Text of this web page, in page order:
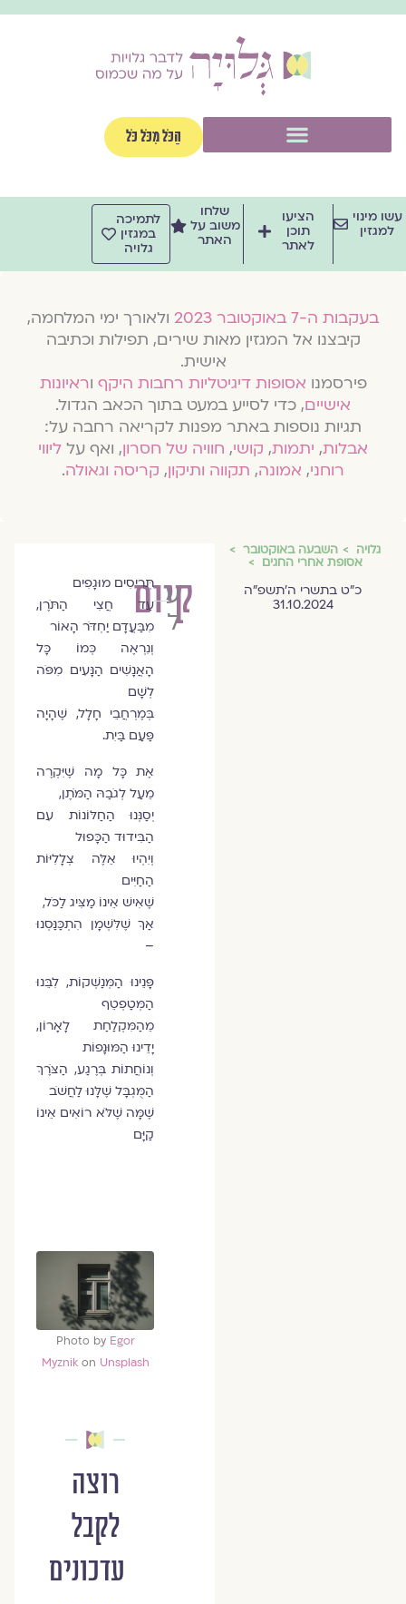
הַכֹּל מִכֹּל כֹּל
מינוי
למגזין
הציעו
תוכן
לאתר
שלחו
משוב על
האתר
לתמיכה
במגזין
גלויה
בעקבות ה-7 באוקטובר 2023
ולאורך ימי המלחמה,
קיבצנו אל המגזין מאות שירים, תפילות וכתיבה
אישית.
פירסמנואסופות דיגיטליות רחבות היקףוראיונות
אישיים, כדי לסייע במעט בתוך הכאב הגדול.
תגיות נוספות באתר מפנות לקריאה רחבה על:
אבלות,יתמות,קושי,חוויה של חסרון, ואף עלליווי
רוחני,אמונה,תקווה ותיקון,קריסה וגאולה.
גלויה השבעה באוקטובר
אסופת אחרי החגים
כ״ט בתשרי ה׳תשפ״ה
31.10.2024
קיום
עדן
לויטה
תְּרִיסִים מוּגָפִים
עַד חֲצִי הַתֹּרֶן,
מִבַּעֲדָם יַחְדֹּר הָאוֹר
וְנִרְאֶה כְּמוֹ כָּל
הָאֲנָשִׁים הַנָּעִים מִפֹּה
לְשָׁם
בְּמֶרְחֲבֵי חָלָל, שֶׁהָיָה
פַּעַם בַּיִת.
אֶת כָּל מָה שֶׁיִּקְרֶה
מֵעַל לְגֹבַהּ הַמֹּתֶן,
יְסַנְּנוּ הַחַלּוֹנוֹת עִם
הַבִּידוּד הַכָּפוּל
וְיִהְיוּ אֵלֶּה צְלָלִיּוֹת
הַחַיִּים
שֶׁאִישׁ אֵינוֹ מַצִּיג לַכֹּל,
אַךְ שֶׁלִּשְׁמָן הִתְכַּנַּסְנוּ
פָּנֵינוּ הַמְּנַשְּׁקוֹת, לִבֵּנוּ
הַמְּטַפְטֵף
מֵהַמִּקְלַחַת לָאָרוֹן,
יָדֵינוּ הַמּוּנָפוֹת
וְנוֹחֲתוֹת בְּרֶגַע, הַצֹּרֶךְ
הַמֻּגְבָּל שֶׁלָּנוּ לַחֲשֹׁב
שֶׁמָּה שֶׁלֹּא רוֹאִים אֵינוֹ
קַיָּם
Photo byEgor
MyznikonUnsplash
רוצה
לקבל
עדכונים